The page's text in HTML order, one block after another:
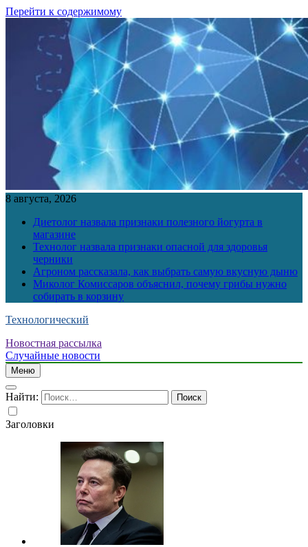
Перейти к содержимому
8 августа, 2026
Диетолог назвала признаки полезного йогурта в
магазине
Технолог назвала признаки опасной для здоровья
черники
Агроном рассказала, как выбрать самую вкусную дыню
Миколог Комиссаров объяснил, почему грибы нужно
собирать в корзину
Технологический
Новостная рассылка
Случайные новости
Меню
Найти:
Заголовки